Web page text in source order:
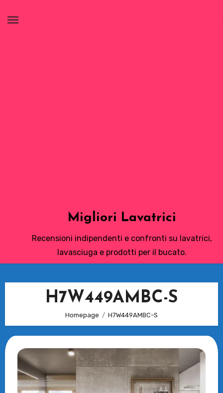
Migliori Lavatrici
Recensioni indipendenti e confronti su lavatrici,
lavasciuga e prodotti per il bucato.
H7W449AMBC-S
Homepage H7W449AMBC-S